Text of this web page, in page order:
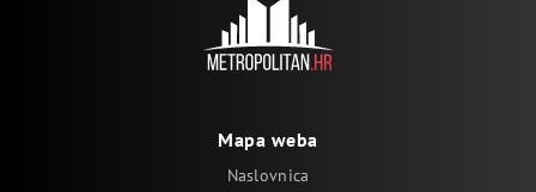
Mapa weba
Naslovnica